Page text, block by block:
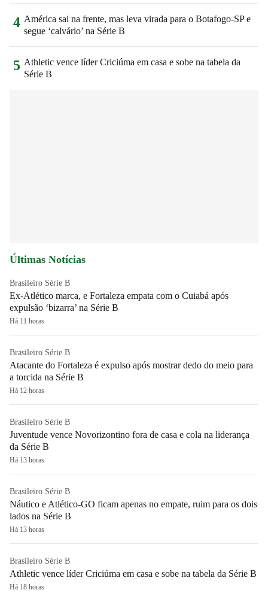
4 América sai na frente, mas leva virada para o Botafogo-SP e
segue ‘calvário’ na Série B
5 Athletic vence líder Criciúma em casa e sobe na tabela da
Série B
Últimas Notícias
Brasileiro Série B
Ex-Atlético marca, e Fortaleza empata com o Cuiabá após
expulsão ‘bizarra’ na Série B
Há 11 horas
Brasileiro Série B
Atacante do Fortaleza é expulso após mostrar dedo do meio para
a torcida na Série B
Há 12 horas
Brasileiro Série B
Juventude vence Novorizontino fora de casa e cola na liderança
da Série B
Há 13 horas
Brasileiro Série B
Náutico e Atlético-GO ficam apenas no empate, ruim para os dois
lados na Série B
Há 13 horas
Brasileiro Série B
Athletic vence líder Criciúma em casa e sobe na tabela da Série B
Há 18 horas